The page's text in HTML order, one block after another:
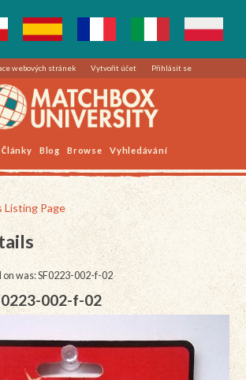
webových stránek Vytvořit účet Přihlásit se
Články Blog Browse Vyhledávání
Listing Page
was: SF0223-002-f-02
002-f-02